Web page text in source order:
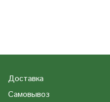
Доставка
Самовывоз